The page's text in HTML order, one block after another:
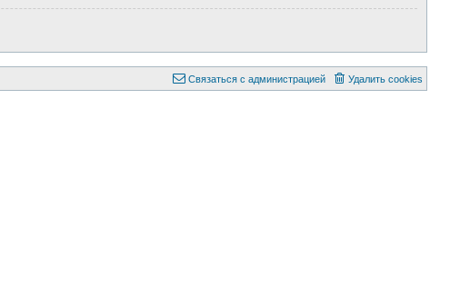
Удалить cookies
Связаться с администрацией